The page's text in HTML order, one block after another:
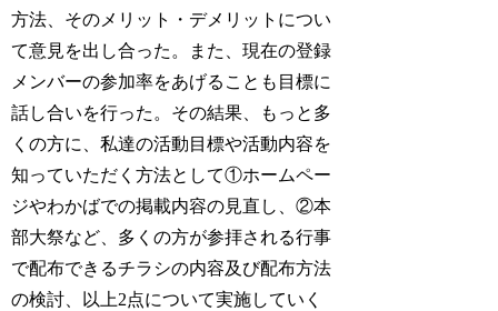
方法、そのメリット・デメリットについ
て意見を出し合った。また、現在の登録
メンバーの参加率をあげることも目標に
話し合いを行った。その結果、もっと多
くの方に、私達の活動目標や活動内容を
知っていただく方法として①ホームペー
ジやわかばでの掲載内容の見直し、②本
部大祭など、多くの方が参拝される行事
で配布できるチラシの内容及び配布方法
の検討、以上2点について実施していく